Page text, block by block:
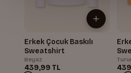
Erkek Çocuk Baskılı
Sweatshirt
Beyaz
439,99 TL